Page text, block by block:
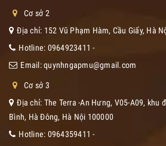
Cơ sở 2
Địa chỉ: 152 Vũ Phạm Hàm, Cầu Giấy, Hà
Hotline: 0964923411 -
Email:quynhngapmu@gmail.com
Cơ sở 3
Địa chỉ: The Terra -An Hưng, V05-A09, khu
Bình, Hà Đông, Hà Nội 100000
Hotline: 0964359411 -